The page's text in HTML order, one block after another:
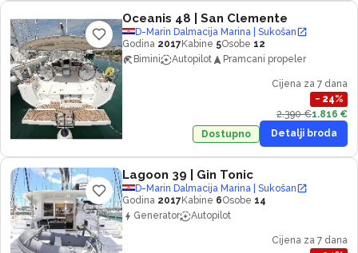
Oceanis 48 | San Clemente
D-Marin Dalmacija Marina | Sukošan
Godina 2017Kabine 5Osobe 12
Bimini
Autopilot Pramcani propeler
Cijena za 7 dana
− 24%
2.390 €1.816 €
Dostupno
Detalji broda
Lagoon 39 | Gin Tonic
D-Marin Dalmacija Marina | Sukošan
Godina 2017Kabine 6Osobe 14
Generator
Autopilot
Cijena za 7 dana